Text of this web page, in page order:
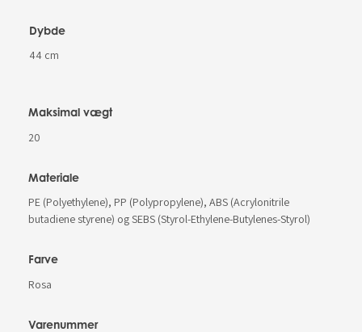
Dybde
44 cm
Maksimal vægt
20
Materiale
PE (Polyethylene), PP (Polypropylene), ABS (Acrylonitrile
butadiene styrene) og SEBS (Styrol-Ethylene-Butylenes-Styrol)
Farve
Rosa
Varenummer